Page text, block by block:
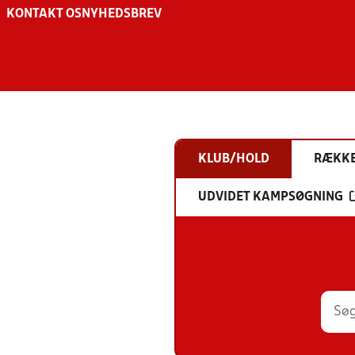
KONTAKT OS NYHEDSBREV
KLUB/HOLD
UDVIDET KAMPSØGNING